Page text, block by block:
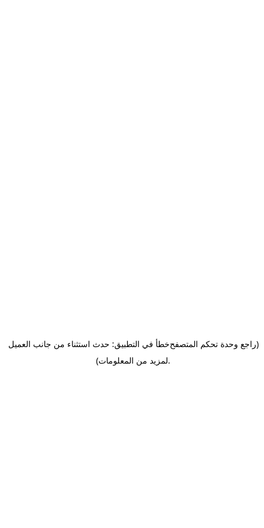
خطأ في التطبيق: حدث استثناء من جانب العميل(راجع وحدة تحكم المتصفح
لمزيد من المعلومات).